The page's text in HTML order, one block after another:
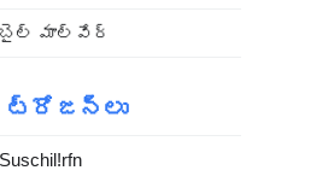
మొబైల్ మాల్వేర్